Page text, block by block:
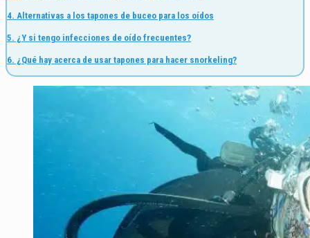
4. Alternativas a los tapones de buceo para los oídos
5. ¿Y si tengo infecciones de oído frecuentes?
6. ¿Qué hay acerca de usar tapones para hacer snorkeling?